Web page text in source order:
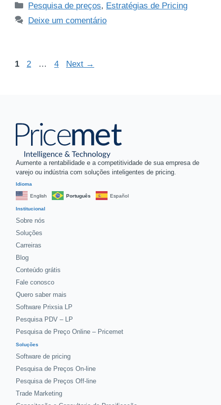
Pesquisa de preços, Estratégias de Pricing
Deixe um comentário
1 2 … 4 Next →
Aumente a rentabilidade e a competitividade de sua empresa de
varejo ou indústria com soluções inteligentes de pricing.
Idioma
English Português Español
Institucional
Sobre nós
Soluções
Carreiras
Blog
Conteúdo grátis
Fale conosco
Quero saber mais
Software Prixsia LP
Pesquisa PDV – LP
Pesquisa de Preço Online – Pricemet
Soluções
Software de pricing
Pesquisa de Preços On-line
Pesquisa de Preços Off-line
Trade Marketing